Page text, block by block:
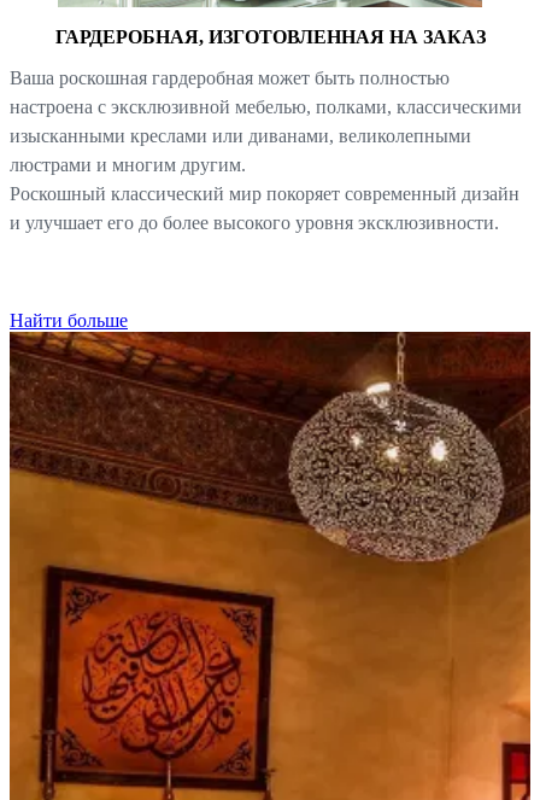
ГАРДЕРОБНАЯ, ИЗГОТОВЛЕННАЯ НА ЗАКАЗ
Ваша роскошная гардеробная может быть полностью
настроена с эксклюзивной мебелью, полками, классическими
изысканными креслами или диванами, великолепными
люстрами и многим другим.
Роскошный классический мир покоряет современный дизайн
и улучшает его до более высокого уровня эксклюзивности.
Найти больше